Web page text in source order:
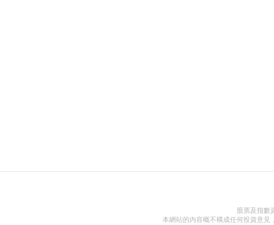
股票及指數
本網站的內容概不構成任何投資意見